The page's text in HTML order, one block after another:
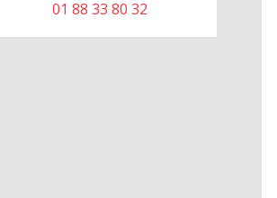
01 88 33 80 32